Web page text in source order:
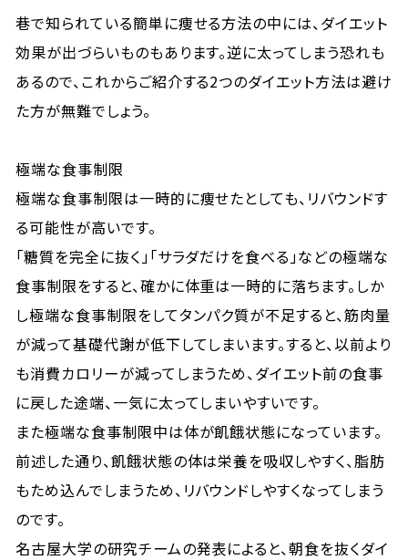
巷で知られている簡単に痩せる方法の中には、ダイエット
効果が出づらいものもあります。逆に太ってしまう恐れも
あるので、これからご紹介する2つのダイエット方法は避け
た方が無難でしょう。
極端な食事制限
極端な食事制限は一時的に痩せたとしても、リバウンドす
る可能性が高いです。
「糖質を完全に抜く」「サラダだけを食べる」などの極端な
食事制限をすると、確かに体重は一時的に落ちます。しか
し極端な食事制限をしてタンパク質が不足すると、筋肉量
が減って基礎代謝が低下してしまいます。すると、以前より
も消費カロリーが減ってしまうため、ダイエット前の食事
に戻した途端、一気に太ってしまいやすいです。
また極端な食事制限中は体が飢餓状態になっています。
前述した通り、飢餓状態の体は栄養を吸収しやすく、脂肪
もため込んでしまうため、リバウンドしやすくなってしまう
のです。
名古屋大学の研究チームの発表によると、朝食を抜くダイ